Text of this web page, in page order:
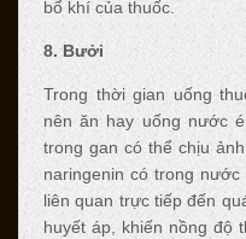
bổ khí của thuốc.
8. Bưởi
Trong thời gian uống
nên ăn hay uống nước
trong gan có thể chịu
naringenin có trong
liên quan trực tiếp đến
huyết áp, khiến nồng độ